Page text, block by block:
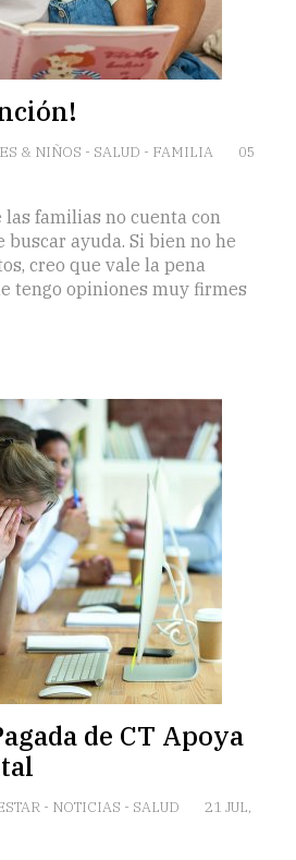
& NIÑOS - SALUD - FAMILIA
05
las familias no cuenta con
buscar ayuda. Si bien no he
creo que vale la pena
tengo opiniones muy firmes
de CT Apoya
- NOTICIAS - SALUD
21 JUL,